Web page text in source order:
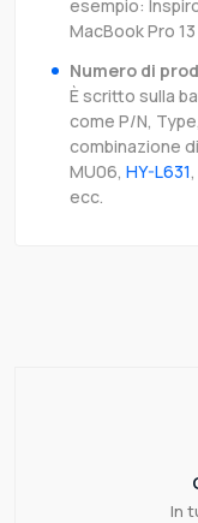
esempio:
MacBook Pro
Numero di
È scritto sulla
come P/N,
combinazione
MU06, HY-L631
ecc.
In